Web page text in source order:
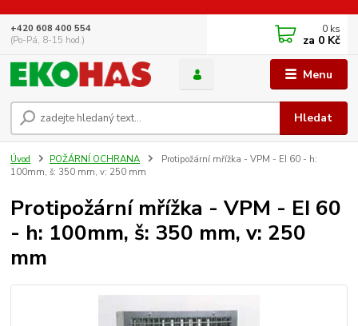
Menu
Hledat
+420 608 400 554
(Po-Pá, 8-15 hod.)
0 ks
za 0 Kč
Úvod POŽÁRNÍ OCHRANA
Protipožární mřížka - VPM - EI 60 - h:
100mm, š: 350 mm, v: 250 mm
Protipožární mřížka - VPM - EI 60
- h: 100mm, š: 350 mm, v: 250
mm